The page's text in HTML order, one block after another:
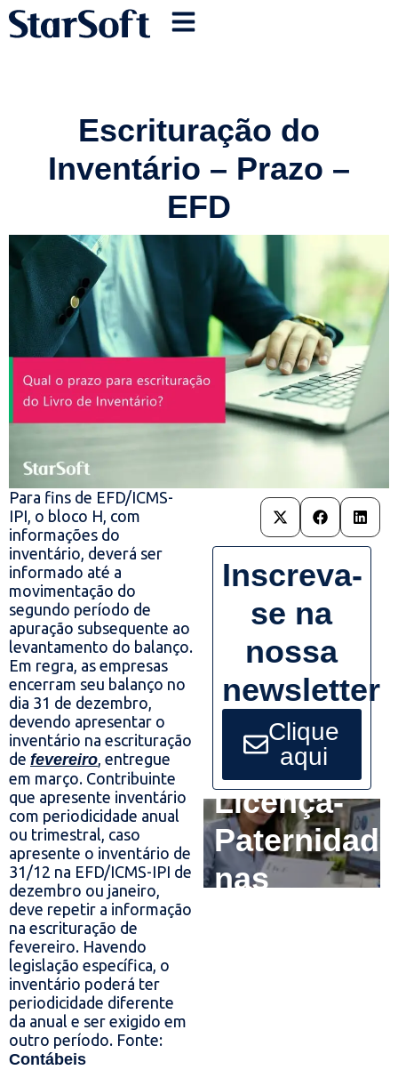
Escrituração do
Inventário – Prazo –
EFD
Para fins de EFD/ICMS-
IPI, o bloco H, com
informações do
inventário, deverá ser
informado até a
movimentação do
segundo período de
apuração subsequente ao
levantamento do balanço.
Em regra, as empresas
encerram seu balanço no
dia 31 de dezembro,
devendo apresentar o
inventário na escrituração
de fevereiro, entregue
em março. Contribuinte
que apresente inventário
com periodicidade anual
ou trimestral, caso
apresente o inventário de
31/12 na EFD/ICMS-IPI de
dezembro ou janeiro,
deve repetir a informação
na escrituração de
fevereiro. Havendo
legislação específica, o
inventário poderá ter
periodicidade diferente
da anual e ser exigido em
outro período. Fonte:
Contábeis
Inscreva-
se na
nossa
newsletter
Clique
aqui
Licença-
Paternidade
nas